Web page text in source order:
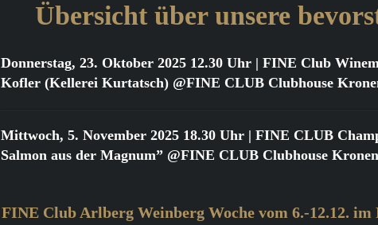
Übersicht über unsere
Donnerstag, 23. Oktober 2025 12.30 Uhr | FINE Club
Kofler (Kellerei Kurtatsch) @FINE CLUB Clubhouse
Mittwoch, 5. November 2025 18.30 Uhr | FINE CLUB
Salmon aus der Magnum” @FINE CLUB Clubhouse
FINE Club Arlberg Weinberg Woche vom 6.-12.12.